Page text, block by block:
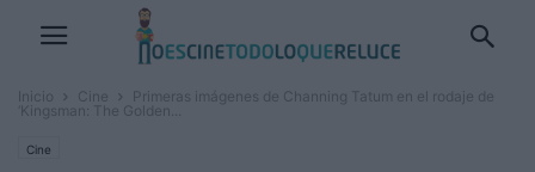
Inicio Cine
Primeras imágenes de Channing Tatum en el rodaje de
‘Kingsman: The Golden...
Cine